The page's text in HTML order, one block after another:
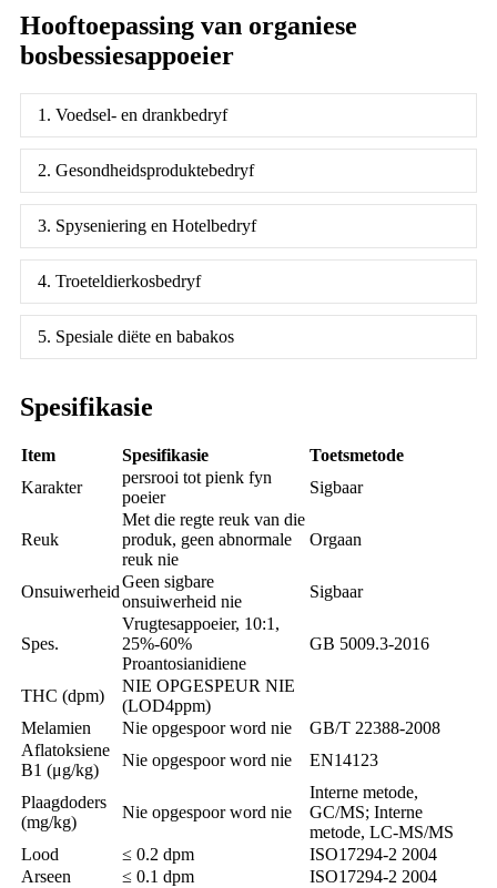
Hooftoepassing van organiese
bosbessiesappoeier
1. Voedsel- en drankbedryf
2. Gesondheidsproduktebedryf
3. Spyseniering en Hotelbedryf
4. Troeteldierkosbedryf
5. Spesiale diëte en babakos
Spesifikasie
Item Spesifikasie
Toetsmetode
Karakter
persrooi tot pienk fyn
poeier
Sigbaar
Reuk
Met die regte reuk van die
produk, geen abnormale
reuk nie
Orgaan
Onsuiwerheid
Geen sigbare
onsuiwerheid nie
Sigbaar
Spes.
Vrugtesappoeier, 10:1,
25%-60%
Proantosianidiene
GB 5009.3-2016
THC (dpm)
NIE OPGESPEUR NIE
(LOD4ppm)
Melamien
Nie opgespoor word nie
GB/T 22388-2008
Aflatoksiene
B1 (μg/kg)
Nie opgespoor word nie EN14123
Plaagdoders
(mg/kg)
Nie opgespoor word nie
Interne metode,
GC/MS; Interne
metode, LC-MS/MS
Lood
≤ 0.2 dpm
ISO17294-2 2004
Arseen
≤ 0.1 dpm
ISO17294-2 2004